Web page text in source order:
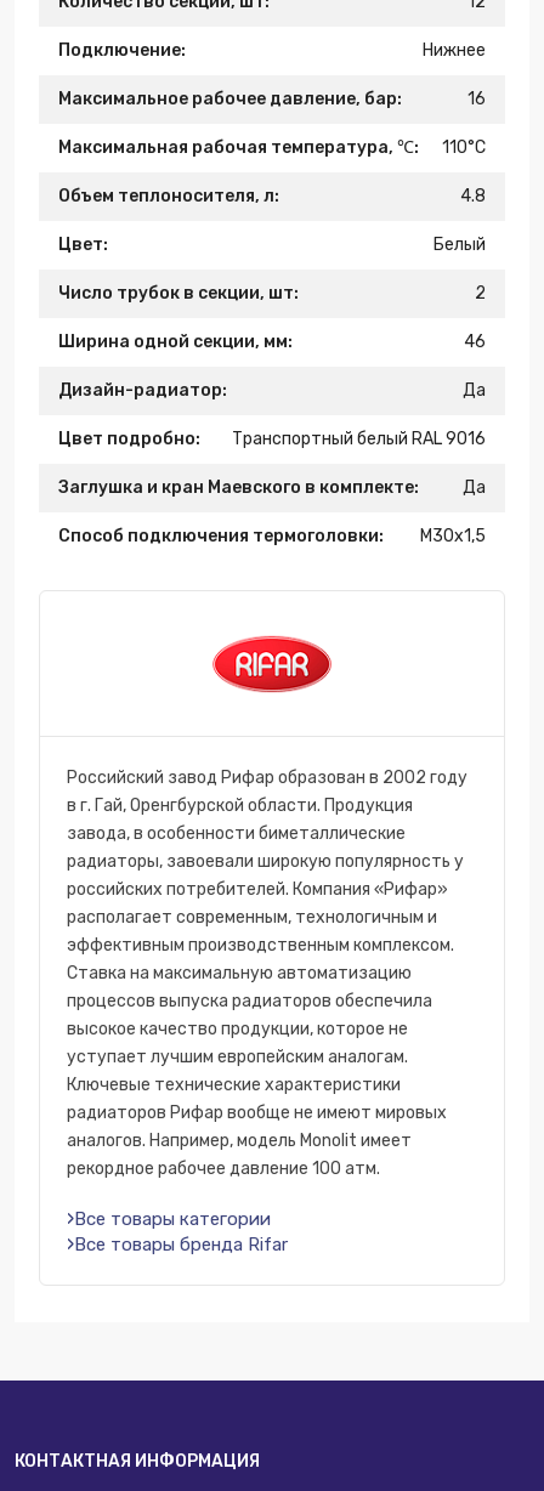
Подключение: Нижнее
Максимальное рабочее давление, бар: 16
Максимальная рабочая температура, ℃: 110°C
Объем теплоносителя, л: 4.8
Цвет: Белый
Число трубок в секции, шт: 2
Ширина одной секции, мм: 46
Дизайн-радиатор: Да
Цвет подробно: Транспортный белый RAL 9016
Заглушка и кран Маевского в комплекте: Да
Способ подключения термоголовки: М30х1,5
Российский завод Рифар образован в 2002 году
в г. Гай, Оренгбурской области. Продукция
завода, в особенности биметаллические
радиаторы, завоевали широкую популярность у
российских потребителей. Компания «Рифар»
располагает современным, технологичным и
эффективным производственным комплексом.
Ставка на максимальную автоматизацию
процессов выпуска радиаторов обеспечила
высокое качество продукции, которое не
уступает лучшим европейским аналогам.
Ключевые технические характеристики
радиаторов Рифар вообще не имеют мировых
аналогов. Например, модель Monolit имеет
рекордное рабочее давление 100 атм.
Все товары категории
Все товары бренда Rifar
КОНТАКТНАЯ ИНФОРМАЦИЯ